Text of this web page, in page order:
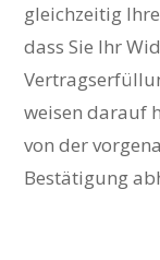
gleichzeitig
dass Sie Ihr
weisen darauf
von der
Bestätigung